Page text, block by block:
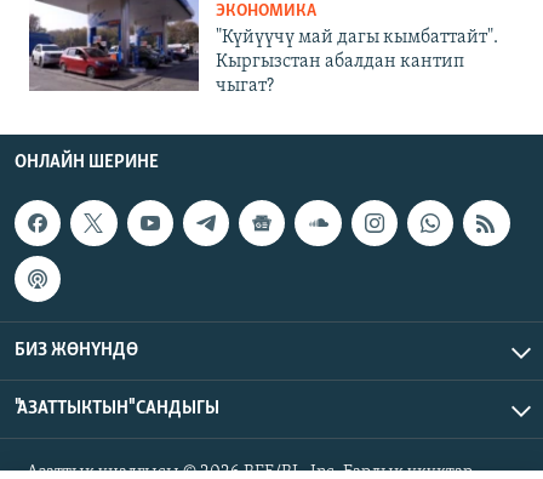
ЭКОНОМИКА
"Күйүүчү май дагы кымбаттайт".
Кыргызстан абалдан кантип
чыгат?
ОНЛАЙН ШЕРИНЕ
БИЗ ЖӨНҮНДӨ
"АЗАТТЫКТЫН" САНДЫГЫ
Азаттык үналгысы © 2026 RFE/RL, Inc. Бардык укуктар